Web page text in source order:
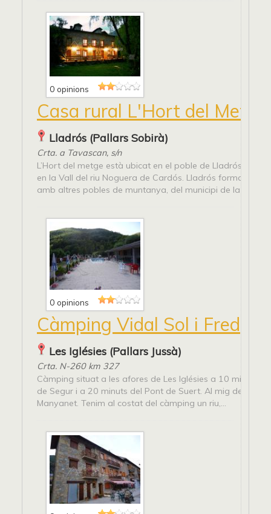
0 opinions
Casa rural L'Hort del Metge
Lladrós (Pallars Sobirà)
Crta. a Tavascan, s/n
L’Hort del metge està ubicat en el poble de Lladrós, que
en la Vall del riu Noguera de Cardós. Lladrós forma part,
amb altres pobles de muntanya, del municipi de la Vall...
0 opinions
Càmping Vidal Sol i Fred
Les Iglésies (Pallars Jussà)
Crta. N-260 km 327
Càmping situat a les afores de Les Iglésies a 10 minuts
de Segur i a 20 minuts del Pont de Suert. Al mig de la vall
Manyanet. Tenim al costat del càmping un riu,...